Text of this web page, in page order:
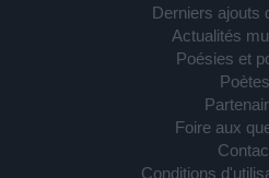
Derniers ajouts
Actualités
Poésies et
Poètes
Foire aux
Conditions